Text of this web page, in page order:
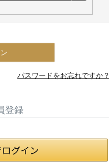
パスワードをお忘れですか？
登録